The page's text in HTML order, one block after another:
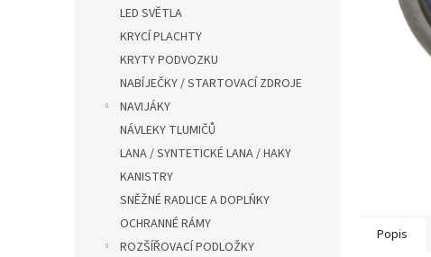
LED SVĚTLA
KRYCÍ PLACHTY
KRYTY PODVOZKU
NABÍJEČKY / STARTOVACÍ ZDROJE
NAVIJÁKY
NÁVLEKY TLUMIČŮ
LANA / SYNTETICKÉ LANA / HAKY
KANISTRY
SNĚŽNÉ RADLICE A DOPLŇKY
OCHRANNÉ RÁMY
ROZŠÍŘOVACÍ PODLOŽKY
Popis